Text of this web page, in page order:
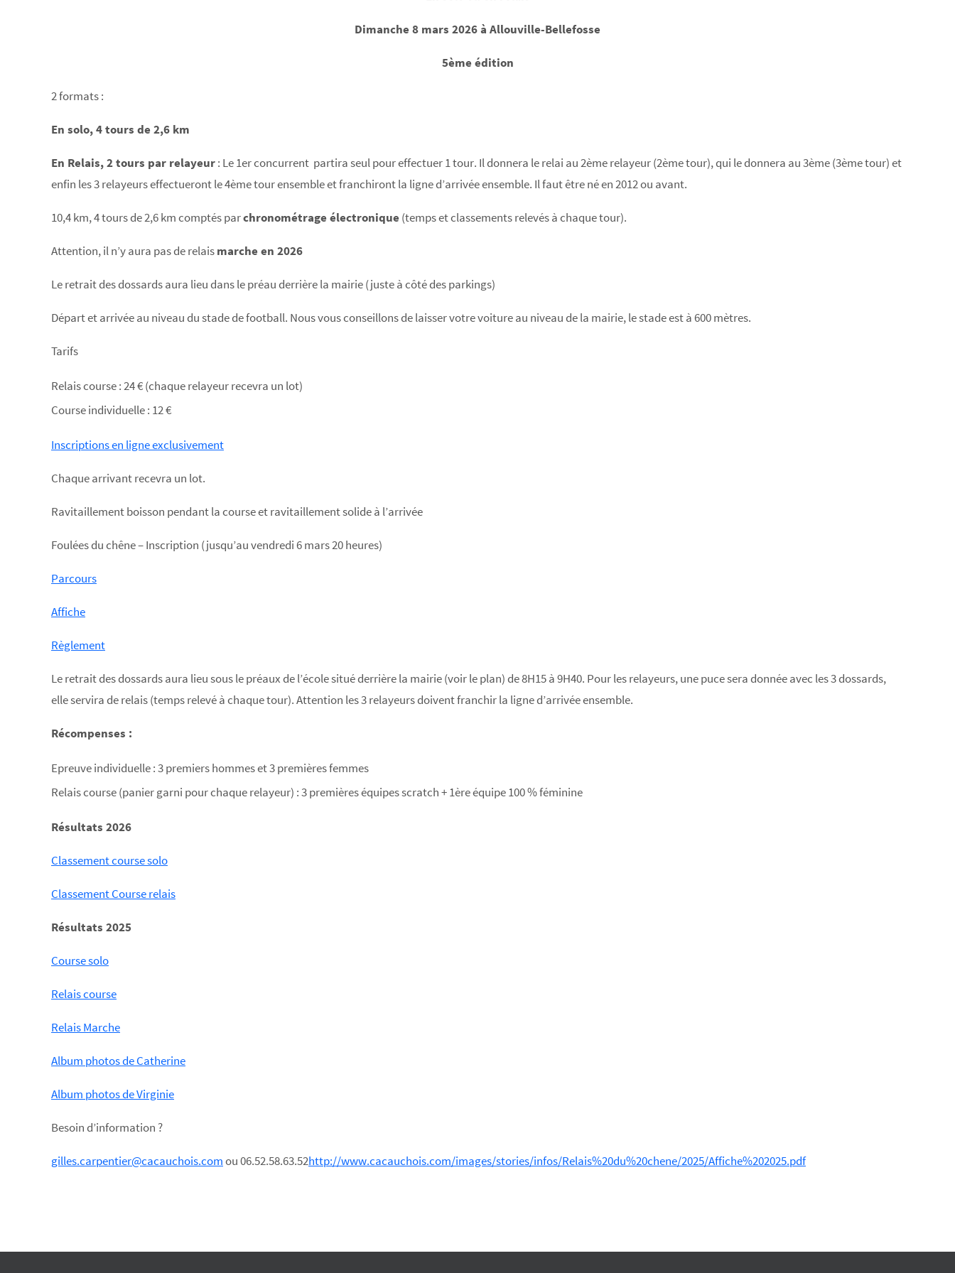
Dimanche 8 mars 2026 à Allouville-Bellefosse
5ème édition
2 formats :
En solo, 4 tours de 2,6 km
En Relais, 2 tours par relayeur: Le 1er concurrent partira seul pour effectuer 1 tour. Il donnera le relai au 2ème relayeur (2ème tour), qui le donnera au 3ème (3ème tour) et
enfin les 3 relayeurs effectueront le 4ème tour ensemble et franchiront la ligne d’arrivée ensemble. Il faut être né en 2012 ou avant.
10,4 km, 4 tours de 2,6 km comptés parchronométrage électronique (temps et classements relevés à chaque tour).
Attention, il n’y aura pas de relaismarche en 2026
Le retrait des dossards aura lieu dans le préau derrière la mairie (juste à côté des parkings)
Départ et arrivée au niveau du stade de football. Nous vous conseillons de laisser votre voiture au niveau de la mairie, le stade est à 600 mètres.
Tarifs
Relais course : 24 € (chaque relayeur recevra un lot)
Course individuelle : 12 €
Inscriptions en ligne exclusivement
Chaque arrivant recevra un lot.
Ravitaillement boisson pendant la course et ravitaillement solide à l’arrivée
Foulées du chêne – Inscription (jusqu’au vendredi 6 mars 20 heures)
Parcours
Affiche
Règlement
Le retrait des dossards aura lieu sous le préaux de l’école situé derrière la mairie (voir le plan) de 8H15 à 9H40. Pour les relayeurs, une puce sera donnée avec les 3 dossards,
elle servira de relais (temps relevé à chaque tour). Attention les 3 relayeurs doivent franchir la ligne d’arrivée ensemble.
Récompenses :
Epreuve individuelle : 3 premiers hommes et 3 premières femmes
Relais course (panier garni pour chaque relayeur) : 3 premières équipes scratch + 1ère équipe 100 % féminine
Résultats 2026
Classement course solo
Classement Course relais
Résultats 2025
Course solo
Relais course
Relais Marche
Album photos de Catherine
Album photos de Virginie
Besoin d’information ?
gilles.carpentier@cacauchois.comou 06.52.58.63.52http://www.cacauchois.com/images/stories/infos/Relais%20du%20chene/2025/Affiche%202025.pdf